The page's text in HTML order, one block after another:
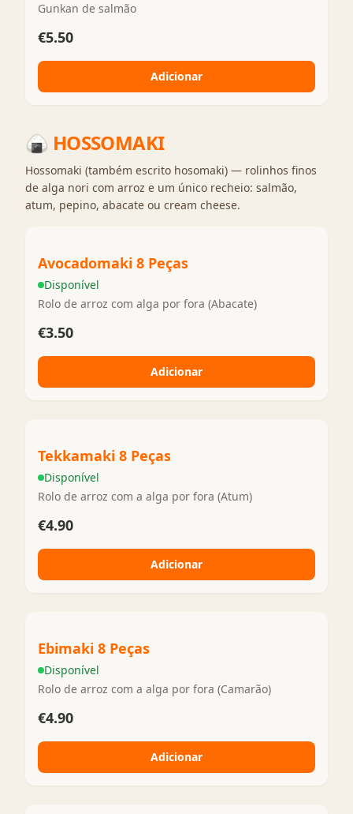
Gunkan de salmão
€5.50
Adicionar
🍙 HOSSOMAKI
Hossomaki (também escrito hosomaki) — rolinhos finos
de alga nori com arroz e um único recheio: salmão,
atum, pepino, abacate ou cream cheese.
Avocadomaki 8 Peças
Disponível
Rolo de arroz com alga por fora (Abacate)
€3.50
Adicionar
Tekkamaki 8 Peças
Disponível
Rolo de arroz com a alga por fora (Atum)
€4.90
Adicionar
Ebimaki 8 Peças
Disponível
Rolo de arroz com a alga por fora (Camarão)
€4.90
Adicionar